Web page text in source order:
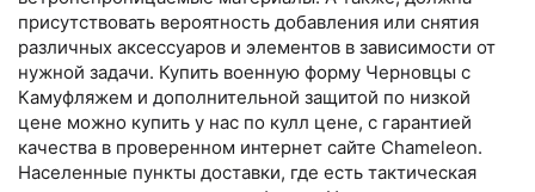
присутствовать вероятность добавления или снятия
различных аксессуаров и элементов в зависимости от
нужной задачи. Купить военную форму Черновцы с
Камуфляжем и дополнительной защитой по низкой
цене можно купить у нас по кулл цене, с гарантией
качества в проверенном интернет сайте Chameleon.
Населенные пункты доставки, где есть тактическая